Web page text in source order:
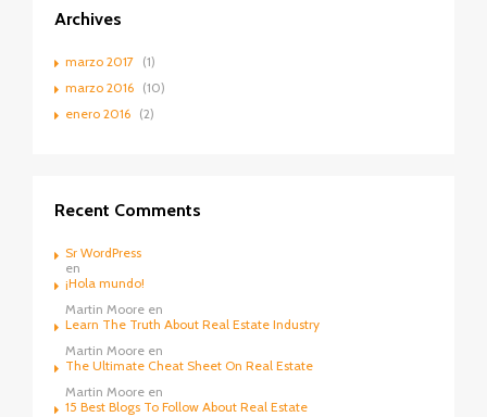
Archives
marzo 2017 (1)
marzo 2016 (10)
enero 2016 (2)
Recent Comments
Sr WordPress
en
¡Hola mundo!
Martin Moore en
Learn The Truth About Real Estate Industry
Martin Moore en
The Ultimate Cheat Sheet On Real Estate
Martin Moore en
15 Best Blogs To Follow About Real Estate